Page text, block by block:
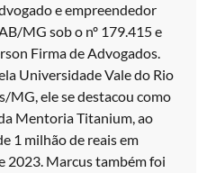
e empreendedor
MG sob o nº 179.415 e
Firma de Advogados.
Universidade Vale do Rio
MG, ele se destacou como
Mentoria Titanium, ao
1 milhão de reais em
2023. Marcus também foi